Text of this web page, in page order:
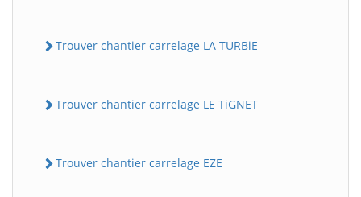
Trouver chantier carrelage LA TURBiE
Trouver chantier carrelage LE TiGNET
Trouver chantier carrelage EZE